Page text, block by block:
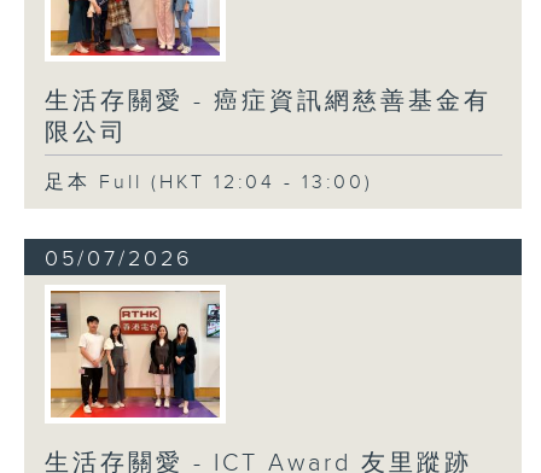
生活存關愛 - 癌症資訊網慈善基金有
限公司
足本 Full (HKT 12:04 - 13:00)
05/07/2026
生活存關愛 - ICT Award 友里蹤跡